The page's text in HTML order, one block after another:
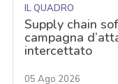
IL QUADRO
Supply chain
campagna
intercettato
05 Ago 2026